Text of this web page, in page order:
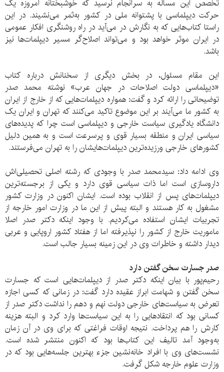
تخصص این مسأله به سرانجام نرسید‌ که خوشبختانه امروزه یک
حرکت دیپلماسی با پشتوانه‌ ملی در کشور به‌ثمر می‌نشیند. در این
راستا‌ کتاب‌هایی که به نگارش در می‌آید‌ در راه روشنگری افکار عمومی
در ایران موثر خواهد بود و می‌تواند اصلاح‌گر مسیر دیپلمات‌ها نیز
باشد.
این مقام مسئول، در بخش دیگری از سخنانش درباره کتاب
«دیپلماسی دولت اصلاحات در جهان عرب» نوشته محمد صدر
توضیحاتی را ارائه کرد و گفت: همواره دیپلمات‌هایی که از خارج از ایران
به کشور ما می‌آیند بر این موضوع تاکید می‌‌کنند که تهران و ایران یک
دانشگاه یادگیری سیاست خارجی و دیپلماسی است چرا که پدیده‌های
سیاسی ایران و منطقه‌ بسیار قوی و پرسرعت است و به همین دلیل
کشور‌های خارجی ورزیده‌ترین دیپلمات‌هایشان را به تهران می‌فرستند.
وی ادامه داد: سید‌محمد صدر با وجودی که رشته اصلی تحصیلی‌‌اش
داروسازی است اما ذات سیاسی قوی‌ دارد و یکی از برجسته‌ترین
دیپلمات‌های پس از انقلاب بوده است. ایشان اکنون در وزارت کشور
مشغول به کار هستند و البته پیش از این ما در وزارت امور خارجه از
تجربیات ایشان استفاده می‌کردیم. با وجود اینکه دکتر صدر اصلا
ماموریت خارج از کشور را نپذیرفته‌‌ اما از هفتاد کشور اروپایی و عربی
دیدار داشته‌ و خاطرات وی در این زمینه بسیار جالب است.
صدر جسارت سخن گفتن دارد
رحیم‌پور با بیان اینکه دکتر صدر از دیپلمات‌هایی است که جسارت
سخن‌ گفتن و شهامت ابراز عقیده دارد گفت: در زمانی که کسی اجازه
تعرض به سیاست‌های خارجی دولت نهم و دهم را نداشت دکتر صدر از
کسانی بود که انتقادهایی را به این سیاست‌ها وارد کرد و البته هزینه
کارش را هم پرداخت. نتیجه اوقات فراغتی که برای وی در آن زمان
به‌وجود آمد تالیف این کتاب‌ها بود که اکنون منتشر شده است.
نشست‌های وی با افراد خانه‌نشین جزء بهترین جلسه‌هایی بود که در
وزارت علوم خارجه شکل گرفت.